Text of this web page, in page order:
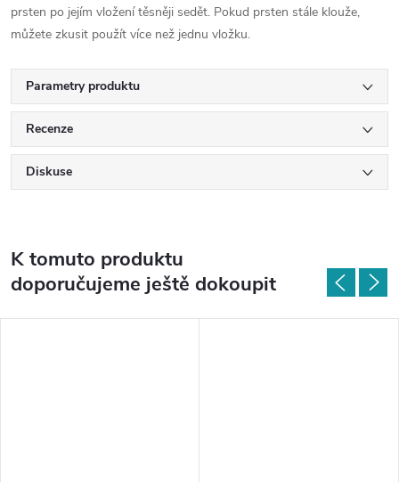
prsten po jejím vložení těsněji sedět. Pokud prsten stále klouže,
můžete zkusit použít více než jednu vložku.
Parametry produktu
Recenze
Diskuse
K tomuto produktu
doporučujeme ještě dokoupit